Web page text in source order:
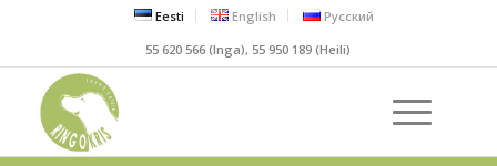
Eesti English
Русский
55 620 566 (Inga), 55 950 189 (Heili)